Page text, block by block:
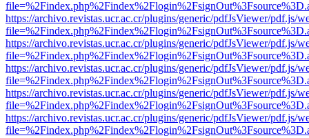
https://archivo.revistas.ucr.ac.cr/plugins/generic/pdfJsViewer/pdf.js/
https://archivo.revistas.ucr.ac.cr/plugins/generic/pdfJsViewer/pdf.js/
https://archivo.revistas.ucr.ac.cr/plugins/generic/pdfJsViewer/pdf.js/
https://archivo.revistas.ucr.ac.cr/plugins/generic/pdfJsViewer/pdf.js/
https://archivo.revistas.ucr.ac.cr/plugins/generic/pdfJsViewer/pdf.js/